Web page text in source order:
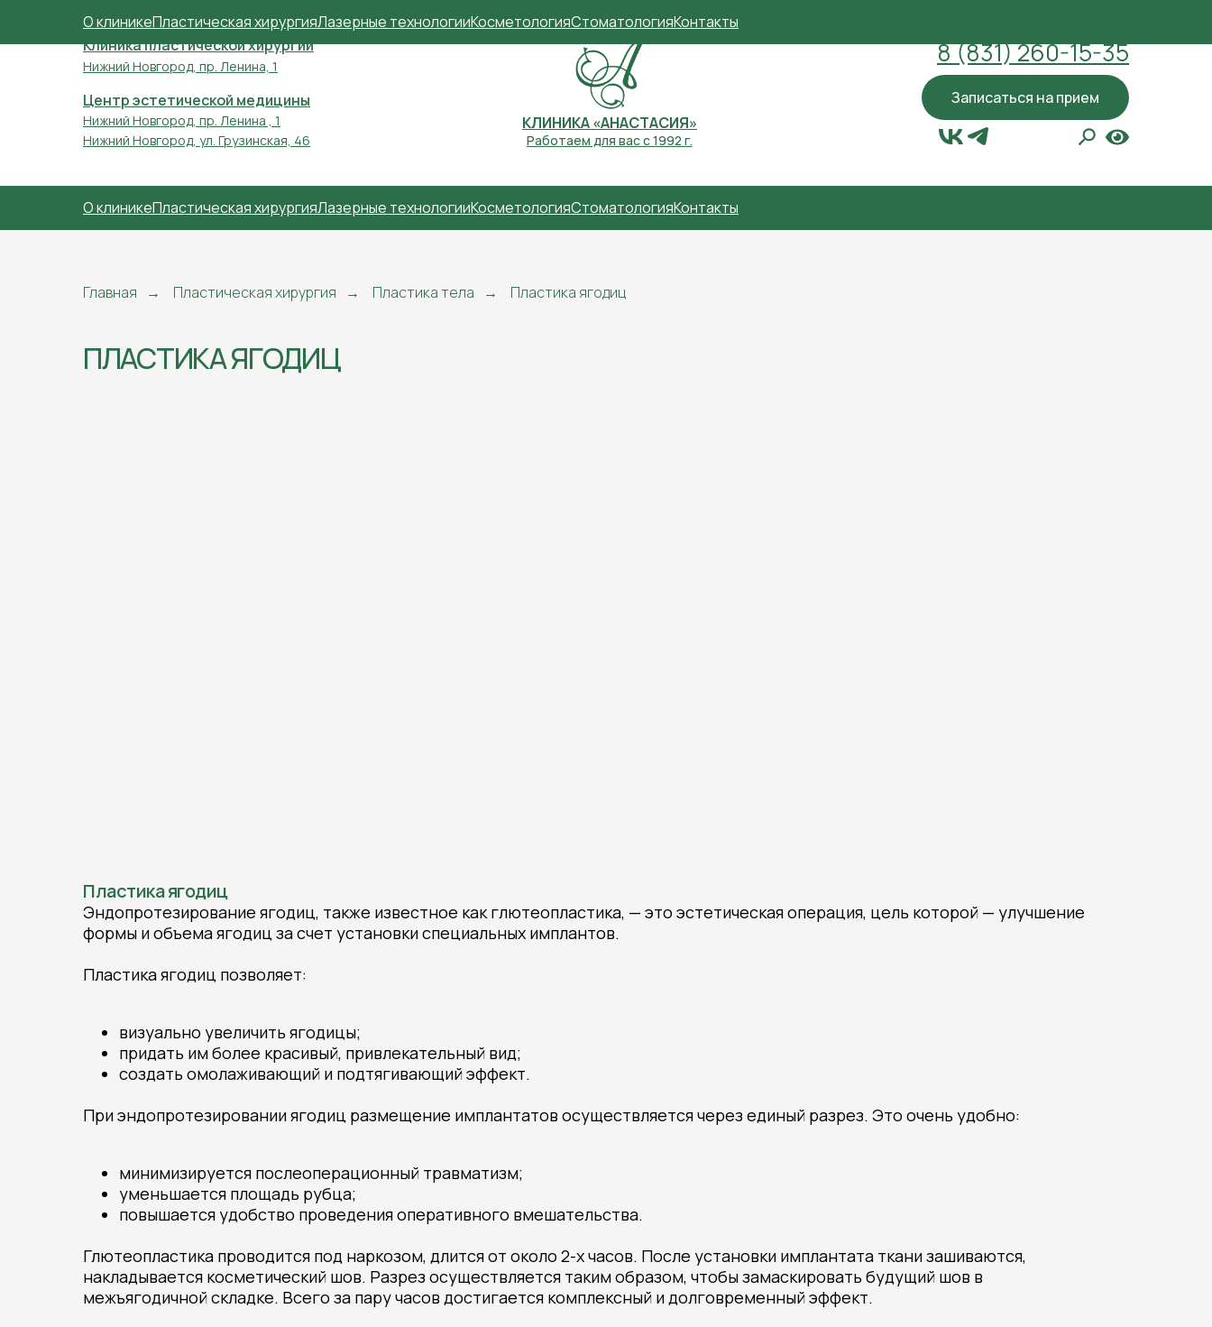
Центр эстетической медицины
Клиника пластической хирургии
Нижний Новгород, ул. Грузинская, 46
Нижний Новгород, пр. Ленина , 1
Нижний Новгород, пр. Ленина, 1 8 (831) 260-15-35
Записаться на прием
Работаем для вас с 1992 г.
КЛИНИКА «АНАСТАСИЯ»
О клиникеПластическая хирургияЛазерные технологииКосметологияСтоматологияКонтакты
О клиникеПластическая хирургияЛазерные технологииКосметологияСтоматологияКонтакты
Главная → Пластическая хирургия → Пластика тела → Пластика ягодиц
ПЛАСТИКА ЯГОДИЦ
Пластика ягодиц
Эндопротезирование ягодиц, также известное как глютеопластика, — это эстетическая операция, цель которой — улучшение
формы и объема ягодиц за счет установки специальных имплантов.
Пластика ягодиц позволяет:
визуально увеличить ягодицы;
придать им более красивый, привлекательный вид;
создать омолаживающий и подтягивающий эффект.
При эндопротезировании ягодиц размещение имплантатов осуществляется через единый разрез. Это очень удобно:
минимизируется послеоперационный травматизм;
уменьшается площадь рубца;
повышается удобство проведения оперативного вмешательства.
Глютеопластика проводится под наркозом, длится от около 2-х часов. После установки имплантата ткани зашиваются,
накладывается косметический шов. Разрез осуществляется таким образом, чтобы замаскировать будущий шов в
межъягодичной складке. Всего за пару часов достигается комплексный и долговременный эффект.